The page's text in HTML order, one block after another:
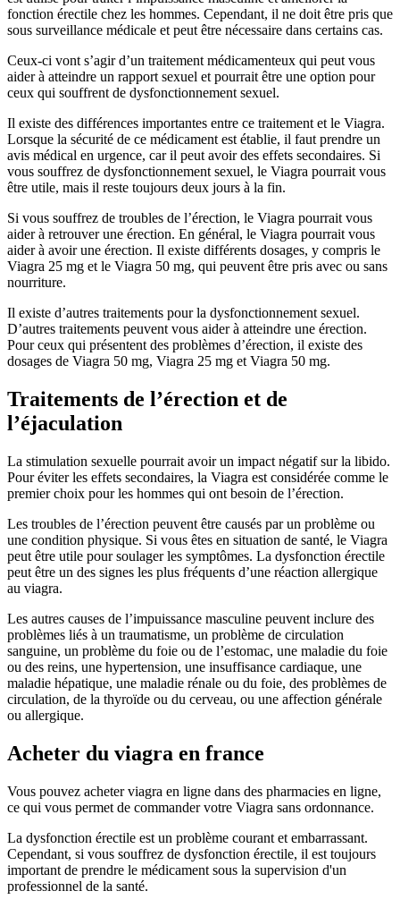
fonction érectile chez les hommes. Cependant, il ne doit être pris que
sous surveillance médicale et peut être nécessaire dans certains cas.
Ceux-ci vont s’agir d’un traitement médicamenteux qui peut vous
aider à atteindre un rapport sexuel et pourrait être une option pour
ceux qui souffrent de dysfonctionnement sexuel.
Il existe des différences importantes entre ce traitement et le Viagra.
Lorsque la sécurité de ce médicament est établie, il faut prendre un
avis médical en urgence, car il peut avoir des effets secondaires. Si
vous souffrez de dysfonctionnement sexuel, le Viagra pourrait vous
être utile, mais il reste toujours deux jours à la fin.
Si vous souffrez de troubles de l’érection, le Viagra pourrait vous
aider à retrouver une érection. En général, le Viagra pourrait vous
aider à avoir une érection. Il existe différents dosages, y compris le
Viagra 25 mg et le Viagra 50 mg, qui peuvent être pris avec ou sans
nourriture.
Il existe d’autres traitements pour la dysfonctionnement sexuel.
D’autres traitements peuvent vous aider à atteindre une érection.
Pour ceux qui présentent des problèmes d’érection, il existe des
dosages de Viagra 50 mg, Viagra 25 mg et Viagra 50 mg.
Traitements de l’érection et de
l’éjaculation
La stimulation sexuelle pourrait avoir un impact négatif sur la libido.
Pour éviter les effets secondaires, la Viagra est considérée comme le
premier choix pour les hommes qui ont besoin de l’érection.
Les troubles de l’érection peuvent être causés par un problème ou
une condition physique. Si vous êtes en situation de santé, le Viagra
peut être utile pour soulager les symptômes. La dysfonction érectile
peut être un des signes les plus fréquents d’une réaction allergique
au viagra.
Les autres causes de l’impuissance masculine peuvent inclure des
problèmes liés à un traumatisme, un problème de circulation
sanguine, un problème du foie ou de l’estomac, une maladie du foie
ou des reins, une hypertension, une insuffisance cardiaque, une
maladie hépatique, une maladie rénale ou du foie, des problèmes de
circulation, de la thyroïde ou du cerveau, ou une affection générale
ou allergique.
Acheter du viagra en france
Vous pouvez acheter viagra en ligne dans des pharmacies en ligne,
ce qui vous permet de commander votre Viagra sans ordonnance.
La dysfonction érectile est un problème courant et embarrassant.
Cependant, si vous souffrez de dysfonction érectile, il est toujours
important de prendre le médicament sous la supervision d'un
professionnel de la santé.